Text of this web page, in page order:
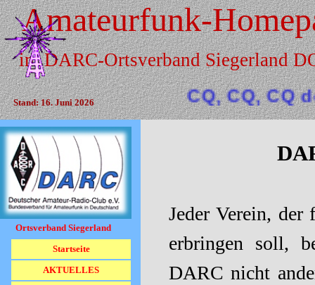
Direkt zum Seiteninhalt
Amateurfunk-
im DARC-Ortsverband Siegerland
CQ, CQ, CQ de
Stand: 16. Juni 2026
Ortsverband Siegerland
Menü überspringen
Startseite
AKTUELLES
Jeder Verein,
erbringen soll,
DARC nicht